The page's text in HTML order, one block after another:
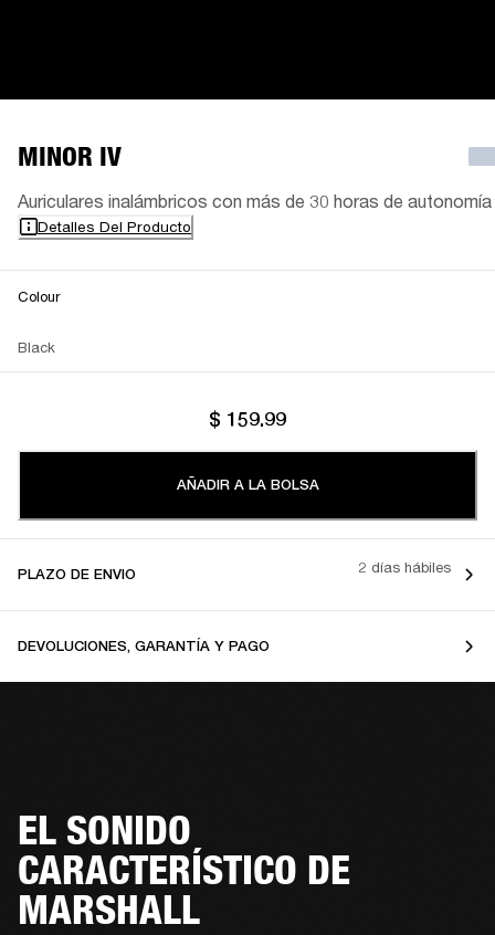
MINOR IV
Auriculares inalámbricos con más de 30 horas de autonomía
Detalles Del Producto
Colour
Black
$ 159.99
AÑADIR A LA BOLSA
PLAZO DE ENVIO 2 días hábiles
DEVOLUCIONES, GARANTÍA Y PAGO
EL SONIDO
CARACTERÍSTICO DE
MARSHALL